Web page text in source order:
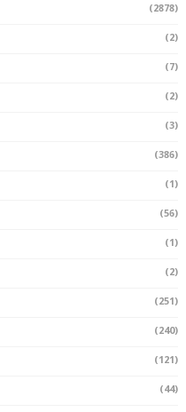
(2878)
(2)
(7)
(2)
(3)
(386)
(1)
(56)
(1)
(2)
(251)
(240)
(121)
(44)